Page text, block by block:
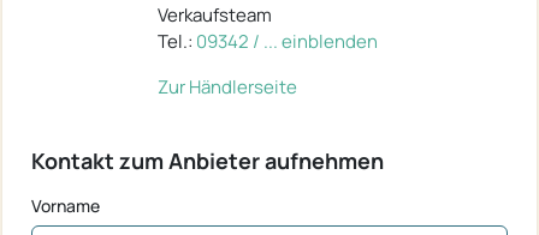
Verkaufsteam
Tel.: 09342 / ... einblenden
Zur Händlerseite
Kontakt zum Anbieter aufnehmen
Vorname